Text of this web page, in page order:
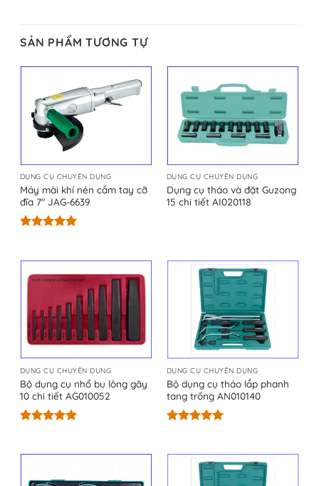
SẢN PHẨM TƯƠNG TỰ
DỤNG CỤ CHUYÊN DỤNG
Máy mài khí nén cầm tay cỡ
đĩa 7″ JAG-6639
5 sao
DỤNG CỤ CHUYÊN DỤNG
Dụng cụ tháo và đặt Guzong
15 chi tiết AI020118
DỤNG CỤ CHUYÊN DỤNG
Bộ dụng cụ nhổ bu lông gãy
10 chi tiết AG010052
5 sao
DỤNG CỤ CHUYÊN DỤNG
Bộ dụng cụ tháo lắp phanh
tang trống AN010140
5 sao